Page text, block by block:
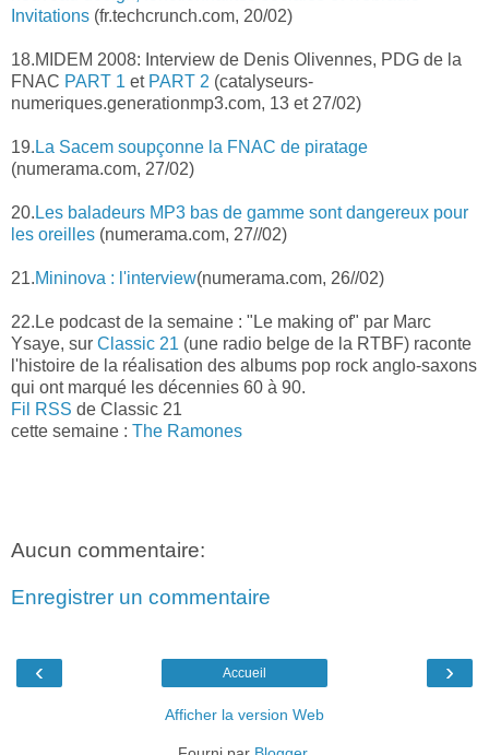
Invitations (fr.techcrunch.com, 20/02)
18.MIDEM 2008: Interview de Denis Olivennes, PDG de la
FNAC PART 1 et PART 2 (catalyseurs-
numeriques.generationmp3.com, 13 et 27/02)
19. La Sacem soupçonne la FNAC de piratage
(numerama.com, 27/02)
20. Les baladeurs MP3 bas de gamme sont dangereux pour
les oreilles (numerama.com, 27//02)
21.Mininova : l'interview(numerama.com, 26//02)
22.Le podcast de la semaine : "Le making of" par Marc
Ysaye, sur Classic 21 (une radio belge de la RTBF) raconte
l'histoire de la réalisation des albums pop rock anglo-saxons
qui ont marqué les décennies 60 à 90.
Fil RSS de Classic 21
cette semaine : The Ramones
Aucun commentaire:
Enregistrer un commentaire
‹ ›
Accueil
Afficher la version Web